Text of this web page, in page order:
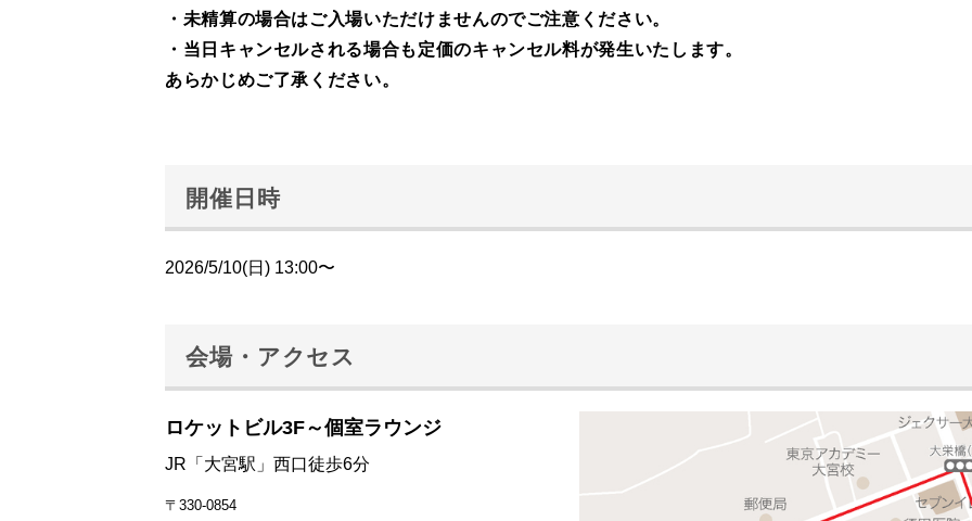
・未精算の場合はご入場いただけませんのでご注意ください。
・当日キャンセルされる場合も定価のキャンセル料が発生いたします。
あらかじめご了承ください。
開催日時
2026/5/10(日) 13:00〜
会場・アクセス
ロケットビル3F～個室ラウンジ
JR「大宮駅」西口徒歩6分
〒330-0854